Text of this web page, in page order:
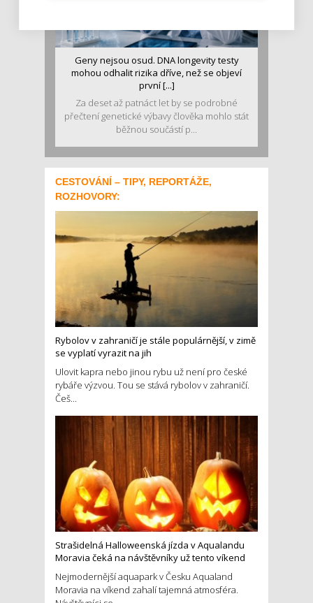
Geny nejsou osud. DNA longevity testy
mohou odhalit rizika dříve, než se objeví
první [...]
Za deset až patnáct let by se podrobné
přečtení genetické výbavy člověka mohlo stát
běžnou součástí p...
CESTOVÁNÍ – TIPY, REPORTÁŽE,
ROZHOVORY:
Rybolov v zahraničí je stále populárnější, v zimě
se vyplatí vyrazit na jih
Ulovit kapra nebo jinou rybu už není pro české
rybáře výzvou. Tou se stává rybolov v zahraničí.
Češ...
Strašidelná Halloweenská jízda v Aqualandu
Moravia čeká na návštěvníky už tento víkend
Nejmodernější aquapark v Česku Aqualand
Moravia na víkend zahalí tajemná atmosféra.